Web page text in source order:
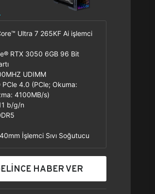
Ultra 7 265KF Ai işlemci
RTX 3050 6GB 96 Bit
UDIMM
PCle 4.0 (PCle; Okuma:
4100MB/s)
b/g/n
İşlemci Sıvı Soğutucu
HABER VER